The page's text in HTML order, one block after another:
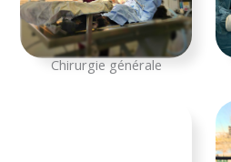
Chirurgie générale